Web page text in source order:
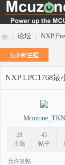
M »
论坛
›
NXP LPC1768
Mcuzone_TKN
28
主题
45
帖子
允许发帖